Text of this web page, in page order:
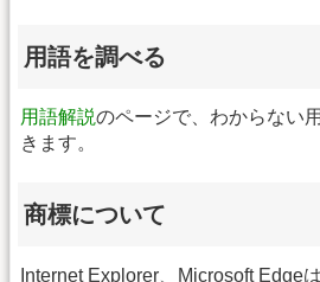
用語を調べる
用語解説のページで、わからない
きます。
商標について
Internet Explorer、Microsoft Edge